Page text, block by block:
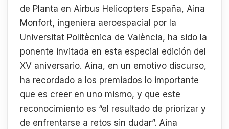
de Planta en Airbus Helicopters España, Aina
Monfort, ingeniera aeroespacial por la
Universitat Politècnica de València, ha sido la
ponente invitada en esta especial edición del
XV aniversario. Aina, en un emotivo discurso,
ha recordado a los premiados lo importante
que es creer en uno mismo, y que este
reconocimiento es “el resultado de priorizar y
de enfrentarse a retos sin dudar”. Aina